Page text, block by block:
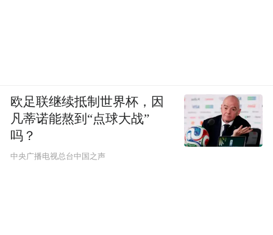
欧足联继续抵制世界杯，因
凡蒂诺能熬到“点球大战”
吗？
中央广播电视总台中国之声